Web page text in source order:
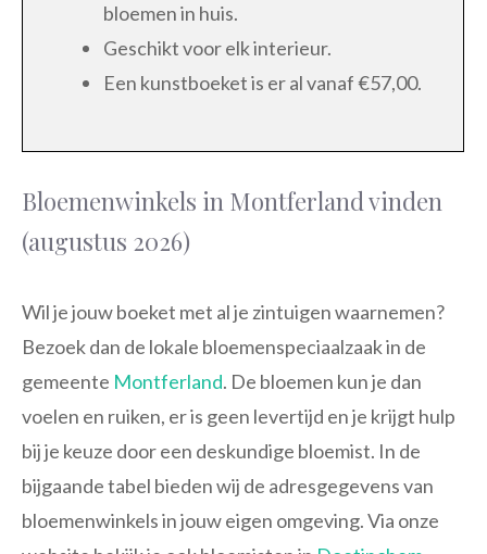
bloemen in huis.
Geschikt voor elk interieur.
Een kunstboeket is er al vanaf €57,00.
Bloemenwinkels in Montferland vinden
(augustus 2026)
Wil je jouw boeket met al je zintuigen waarnemen?
Bezoek dan de lokale bloemenspeciaalzaak in de
gemeente Montferland. De bloemen kun je dan
voelen en ruiken, er is geen levertijd en je krijgt hulp
bij je keuze door een deskundige bloemist. In de
bijgaande tabel bieden wij de adresgegevens van
bloemenwinkels in jouw eigen omgeving. Via onze